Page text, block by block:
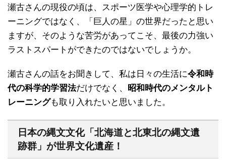
瀬古さんの現役の頃は、スポーツ医学や心理学的トレ
ーニングではなく、「巨人の星」の世界だったと思い
ますが、そのような苦労があってこそ、最後の力強い
ラストスパートができたのではないでしょうか。
瀬古さんの話をお聞きして、私は日々の生活に令和時
代の科学的学習法だけでなく、 昭和時代のメンタルト
レーニングも取り入れたいと思いました。
日本の縄文文化「北海道と北東北の縄文遺
跡群」が世界文化遺産！